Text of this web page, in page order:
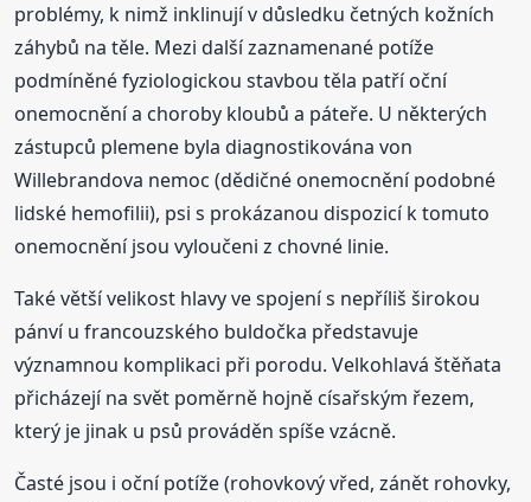
problémy, k nimž inklinují v důsledku četných kožních
záhybů na těle. Mezi další zaznamenané potíže
podmíněné fyziologickou stavbou těla patří oční
onemocnění a choroby kloubů a páteře. U některých
zástupců plemene byla diagnostikována von
Willebrandova nemoc (dědičné onemocnění podobné
lidské hemofilii), psi s prokázanou dispozicí k tomuto
onemocnění jsou vyloučeni z chovné linie.
Také větší velikost hlavy ve spojení s nepříliš širokou
pánví u francouzského buldočka představuje
významnou komplikaci při porodu. Velkohlavá štěňata
přicházejí na svět poměrně hojně císařským řezem,
který je jinak u psů prováděn spíše vzácně.
Časté jsou i oční potíže (rohovkový vřed, zánět rohovky,